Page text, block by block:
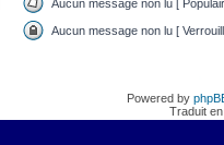
Aucun message non lu [
Aucun message non lu [
Powered by
Traduit